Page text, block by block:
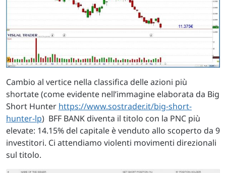
Cambio al vertice nella classifica delle azioni più
shortate (come evidente nell’immagine elaborata da Big
Short Hunter https://www.sostrader.it/big-short-
hunter-lp) BFF BANK diventa il titolo con la PNC più
elevate: 14.15% del capitale è venduto allo scoperto da 9
investitori. Ci attendiamo violenti movimenti direzionali
sul titolo.